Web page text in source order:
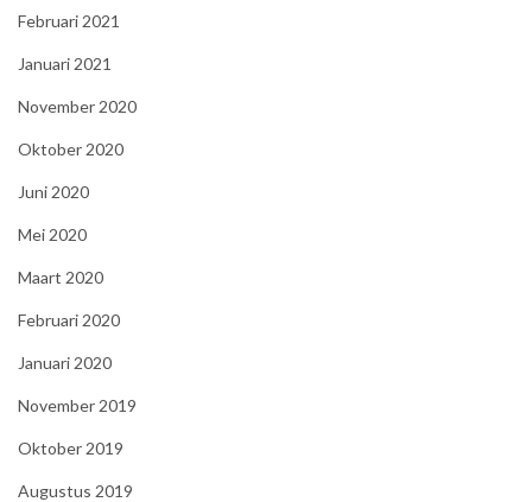
Februari 2021
Januari 2021
November 2020
Oktober 2020
Juni 2020
Mei 2020
Maart 2020
Februari 2020
Januari 2020
November 2019
Oktober 2019
Augustus 2019